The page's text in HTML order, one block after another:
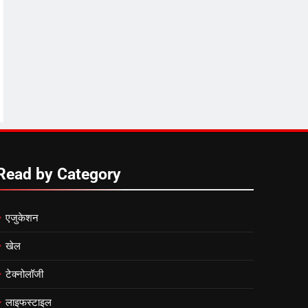
by Category
एजुकेशन
खेल
टेक्नोलॉजी
लाइफस्टाइल